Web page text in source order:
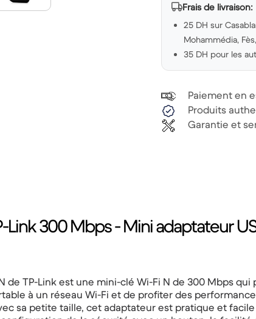
Frais de livraison:
25 DH sur
Mohammédia,
35 DH pour les
Paiement en
Produits
Garantie et
Link 300 Mbps - Mini adaptateur
de TP-Link est une mini-clé Wi-Fi N de 300 Mbps
à un réseau Wi-Fi et de profiter des
sa petite taille, cet adaptateur est pratique et